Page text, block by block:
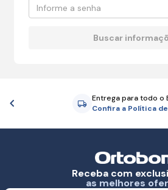
Entrega para todo o
Confira a Política
Anterior
Receba com
as melhores